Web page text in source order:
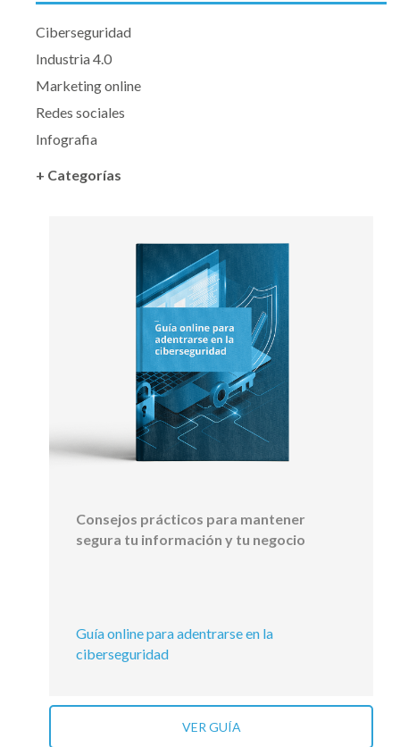
Ciberseguridad
Industria 4.0
Marketing online
Redes sociales
Infografia
+ Categorías
Consejos prácticos para mantener
segura tu información y tu negocio
Guía online para adentrarse en la
ciberseguridad
VER GUÍA